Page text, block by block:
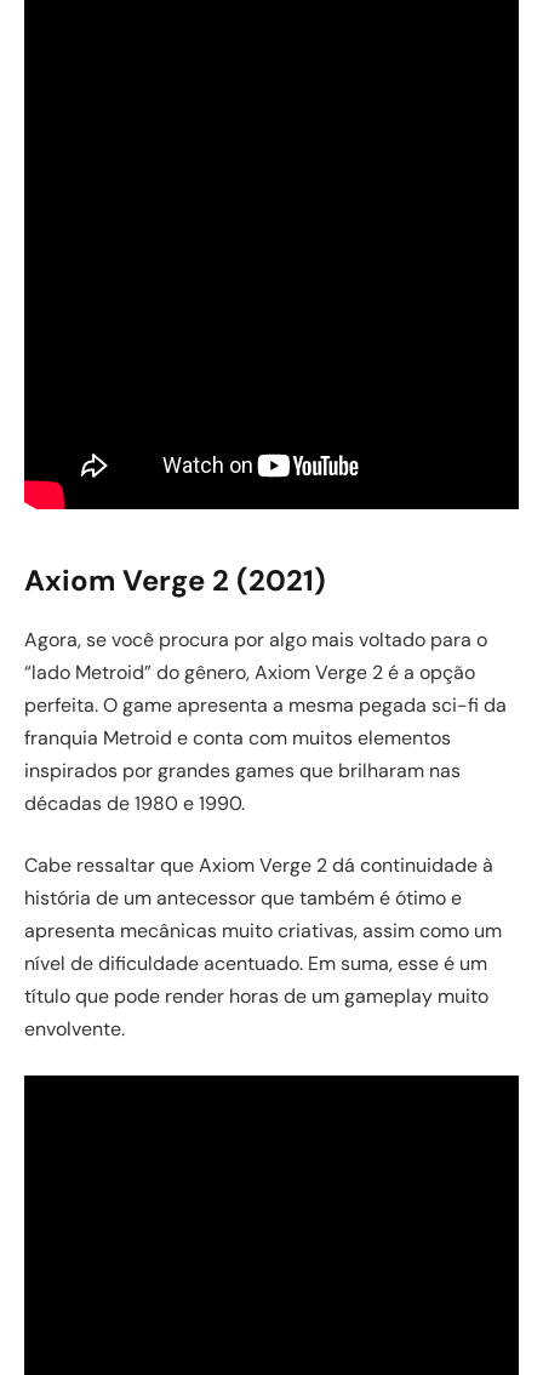
Axiom Verge 2 (2021)
Agora, se você procura por algo mais voltado para o
“lado Metroid” do gênero, Axiom Verge 2 é a opção
perfeita. O game apresenta a mesma pegada sci-fi da
franquia Metroid e conta com muitos elementos
inspirados por grandes games que brilharam nas
décadas de 1980 e 1990.
Cabe ressaltar que Axiom Verge 2 dá continuidade à
história de um antecessor que também é ótimo e
apresenta mecânicas muito criativas, assim como um
nível de dificuldade acentuado. Em suma, esse é um
título que pode render horas de um gameplay muito
envolvente.